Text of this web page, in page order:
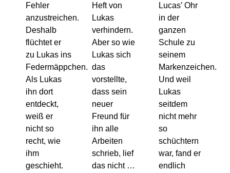
Fehler
anzustreichen.
Deshalb
flüchtet er
zu Lukas ins
Federmäppchen.
Als Lukas
ihn dort
entdeckt,
weiß er
nicht so
recht, wie
ihm
geschieht.
Heft von
Lukas
verhindern.
Aber so wie
Lukas sich
das
vorstellte,
dass sein
neuer
Freund für
ihn alle
Arbeiten
schrieb, lief
das nicht …
Lucas’ Ohr
in der
ganzen
Schule zu
seinem
Markenzeichen.
Und weil
Lukas
seitdem
nicht mehr
so
schüchtern
war, fand er
endlich